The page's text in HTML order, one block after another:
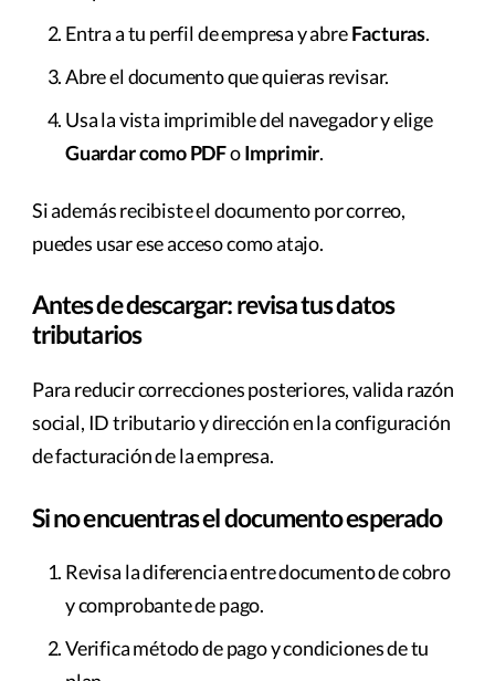
Entra a tu perfil de empresa y abreFacturas.
Abre el documento que quieras revisar.
Usa la vista imprimible del navegador y elige
Guardar como PDFoImprimir.
Si además recibiste el documento por correo,
puedes usar ese acceso como atajo.
Antes de descargar: revisa tus datos
tributarios
Para reducir correcciones posteriores, valida razón
social, ID tributario y dirección en la configuración
de facturación de la empresa.
Si no encuentras el documento esperado
Revisa la diferencia entre documento de cobro
y comprobante de pago.
Verifica método de pago y condiciones de tu